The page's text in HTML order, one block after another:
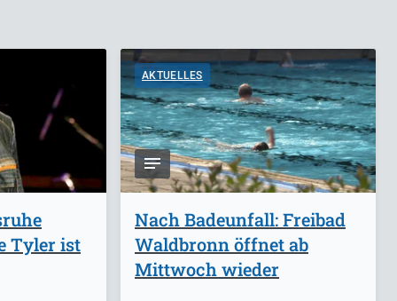
Tyler ist
AKTUELLES
Nach Badeunfall: Freibad
Waldbronn öffnet ab
Mittwoch wieder